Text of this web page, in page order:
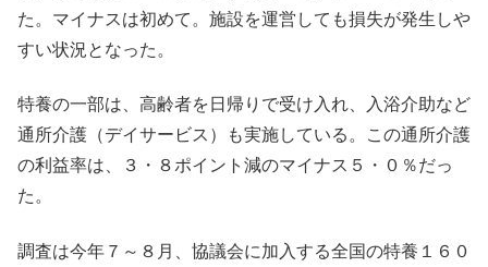
た。マイナスは初めて。施設を運営しても損失が発生しや
すい状況となった。
特養の一部は、高齢者を日帰りで受け入れ、入浴介助など
通所介護（デイサービス）も実施している。この通所介護
の利益率は、３・８ポイント減のマイナス５・０％だっ
た。
調査は今年７～８月、協議会に加入する全国の特養１６０